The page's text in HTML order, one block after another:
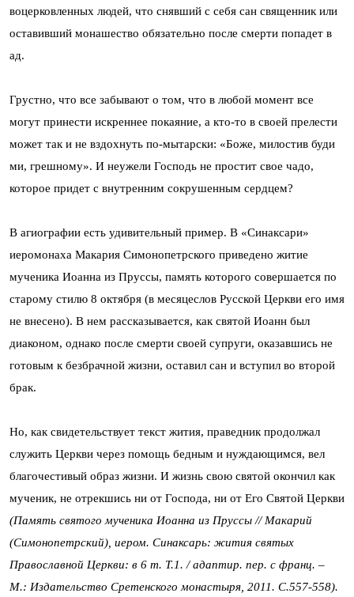
воцерковленных людей, что снявший с себя сан священник или
оставивший монашество обязательно после смерти попадет в
ад.
Грустно, что все забывают о том, что в любой момент все
могут принести искреннее покаяние, а кто-то в своей прелести
может так и не вздохнуть по-мытарски: «Боже, милостив буди
ми, грешному». И неужели Господь не простит свое чадо,
которое придет с внутренним сокрушенным сердцем?
В агиографии есть удивительный пример. В «Синаксари»
иеромонаха Макария Симонопетрского приведено житие
мученика Иоанна из Пруссы, память которого совершается по
старому стилю 8 октября (в месяцеслов Русской Церкви его имя
не внесено). В нем рассказывается, как святой Иоанн был
диаконом, однако после смерти своей супруги, оказавшись не
готовым к безбрачной жизни, оставил сан и вступил во второй
брак.
Но, как свидетельствует текст жития, праведник продолжал
служить Церкви через помощь бедным и нуждающимся, вел
благочестивый образ жизни. И жизнь свою святой окончил как
мученик, не отрекшись ни от Господа, ни от Его Святой Церкви
(Память святого мученика Иоанна из Пруссы // Макарий
(Симонопетрский), иером. Синаксарь: жития святых
Православной Церкви: в 6 т. Т.1. / адаптир. пер. с франц. –
М.: Издательство Сретенского монастыря, 2011. С.557-558).